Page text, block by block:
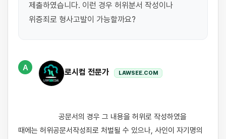
제출하였습니다. 이런 경우 허위분서 작성이나
위증죄로 형사고발이 가능할까요?
A
로시컴 전문가 LAWSEE.COM
때에는 허위공문서작성죄로 처벌될 수 있으나, 사인이 자기명의